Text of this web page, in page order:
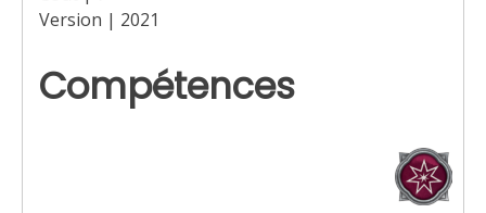
Version | 2021
Compétences